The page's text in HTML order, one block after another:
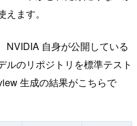
ます。
NVIDIA 自身が公開している
ルのリポジトリを標準テスト
生成の結果がこちらで